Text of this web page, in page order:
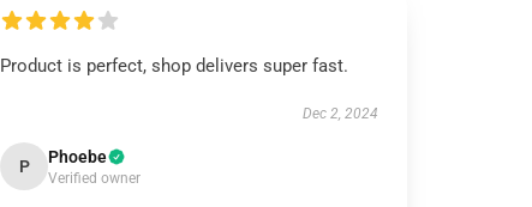
Product is perfect, shop delivers super fast.
Dec 2, 2024
P Phoebe
Verified owner